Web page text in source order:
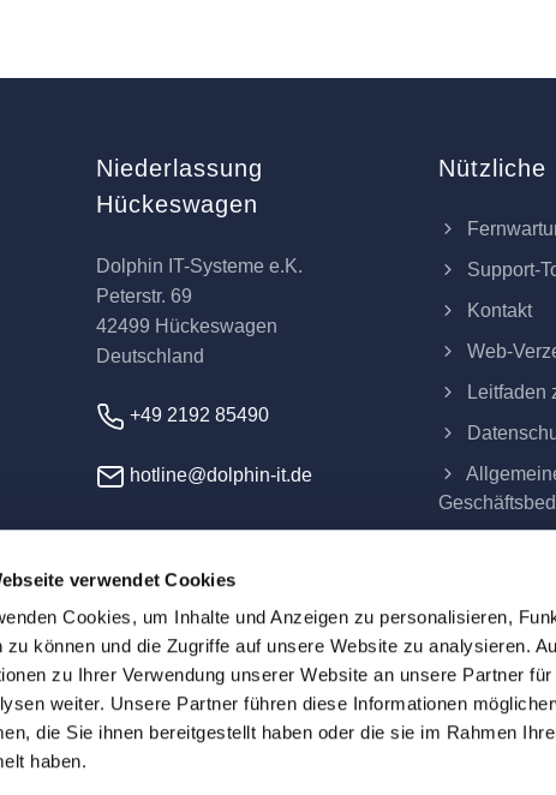
verwendet Cookies
Cookies, um Inhalte und Anzeigen zu personalisieren,
zu können und die Zugriffe auf unsere Website zu analysieren.
zu Ihrer Verwendung unserer Website an unsere Partner
weiter. Unsere Partner führen diese Informationen
die Sie ihnen bereitgestellt haben oder die sie im Rahmen
haben.
Niederlassung
Hückeswagen
Dolphin IT-Systeme e.K.
Peterstr. 69
42499 Hückeswagen
Deutschland
+49 2192 85490
hotline@dolphin-it.de
Nützliche
Support-
Kontakt
Web-
Leitfaden
Dolphin IT-Systeme e.K.
vereinbart, sind alle Preise Festpreise und verstehen sich